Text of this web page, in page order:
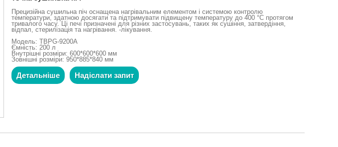
Прецизійна сушильна піч оснащена нагрівальним елементом і системою контролю
температури, здатною досягати та підтримувати підвищену температуру до 400 °C протягом
тривалого часу. Ці печі призначені для різних застосувань, таких як сушіння, затвердіння,
відпал, стерилізація та нагрівання. -лікування.
Модель: TBPG-9200A
Ємність: 200 л
Внутрішні розміри: 600*600*600 мм
Зовнішні розміри: 950*885*840 мм
Детальніше Надіслати запит